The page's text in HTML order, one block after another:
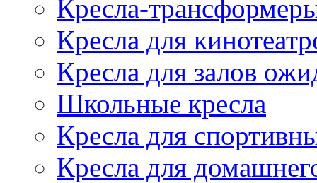
Кресла-
Кресла для
Кресла для залов
Школьные кресла
Кресла для
Кресла для